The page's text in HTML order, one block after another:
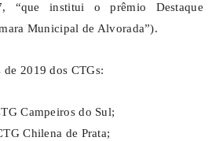
“que institui o prêmio Destaque
Municipal de Alvorada”).
de 2019 dos CTGs:
Campeiros do Sul;
Chilena de Prata;